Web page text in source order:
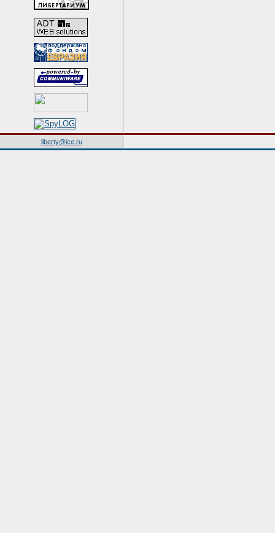
liberty@ice.ru